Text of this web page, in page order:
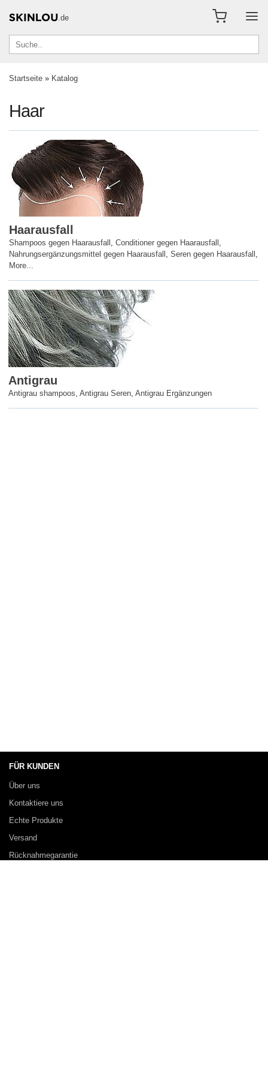
.de
Startseite » Katalog
Haar
Haarausfall
Shampoos gegen Haarausfall , Conditioner gegen Haarausfall ,
Nahrungsergänzungsmittel gegen Haarausfall , Seren gegen Haarausfall ,
More...
Antigrau
Antigrau shampoos Antigrau Seren Antigrau Ergänzungen
FÜR KUNDEN
Über uns
Kontaktiere uns
Echte Produkte
Versand
Rücknahmegarantie